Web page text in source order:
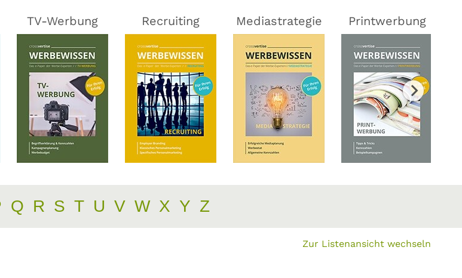
TV-Werbung Recruiting Mediastrategie Printwerbung
Q R S T U V W X Y Z
Zur Listenansicht wechseln